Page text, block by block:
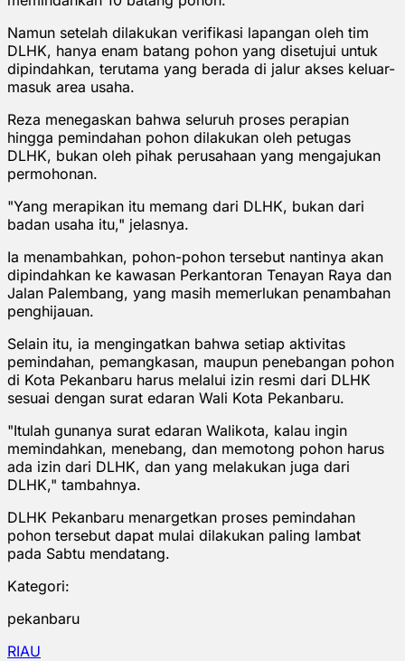
Namun setelah dilakukan verifikasi lapangan oleh tim
DLHK, hanya enam batang pohon yang disetujui untuk
dipindahkan, terutama yang berada di jalur akses keluar-
masuk area usaha.
Reza menegaskan bahwa seluruh proses perapian
hingga pemindahan pohon dilakukan oleh petugas
DLHK, bukan oleh pihak perusahaan yang mengajukan
permohonan.
"Yang merapikan itu memang dari DLHK, bukan dari
badan usaha itu," jelasnya.
Ia menambahkan, pohon-pohon tersebut nantinya akan
dipindahkan ke kawasan Perkantoran Tenayan Raya dan
Jalan Palembang, yang masih memerlukan penambahan
penghijauan.
Selain itu, ia mengingatkan bahwa setiap aktivitas
pemindahan, pemangkasan, maupun penebangan pohon
di Kota Pekanbaru harus melalui izin resmi dari DLHK
sesuai dengan surat edaran Wali Kota Pekanbaru.
"Itulah gunanya surat edaran Walikota, kalau ingin
memindahkan, menebang, dan memotong pohon harus
ada izin dari DLHK, dan yang melakukan juga dari
DLHK," tambahnya.
DLHK Pekanbaru menargetkan proses pemindahan
pohon tersebut dapat mulai dilakukan paling lambat
pada Sabtu mendatang.
Kategori:
pekanbaru
RIAU